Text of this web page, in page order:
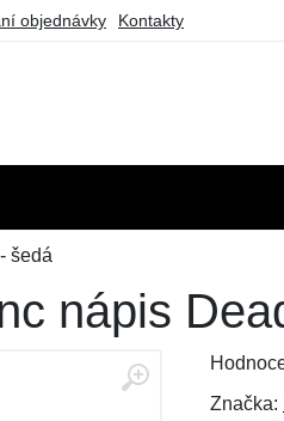
objednávky Kontakty
šedá
nápis
Značka: